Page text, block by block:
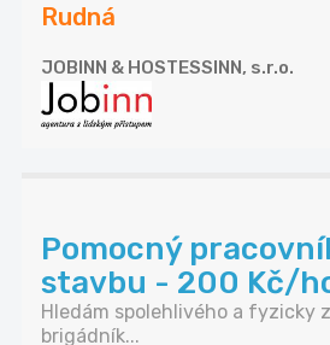
Rudná
JOBINN & HOSTESSINN, s.r.o.
Pomocný
stavbu - 200 Kč/
Hledám spolehlivého a fyzicky
brigádník...